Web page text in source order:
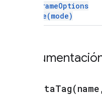
XFrameOptions
Mode(mode)
addMetaTag(name ,